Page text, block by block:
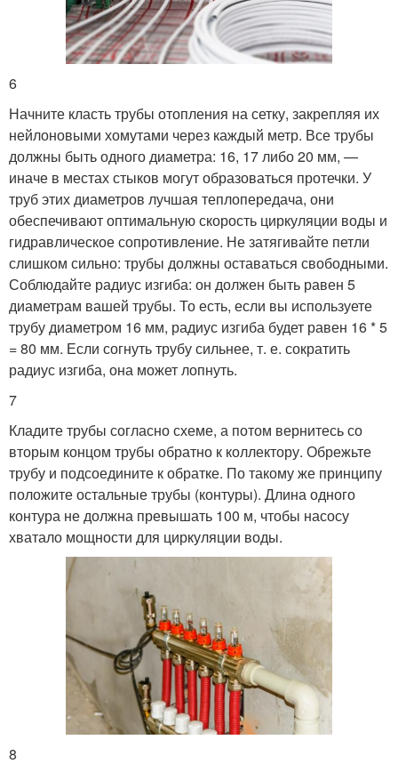
6
Начните класть трубы отопления на сетку, закрепляя их
нейлоновыми хомутами через каждый метр. Все трубы
должны быть одного диаметра: 16, 17 либо 20 мм, —
иначе в местах стыков могут образоваться протечки. У
труб этих диаметров лучшая теплопередача, они
обеспечивают оптимальную скорость циркуляции воды и
гидравлическое сопротивление. Не затягивайте петли
слишком сильно: трубы должны оставаться свободными.
Соблюдайте радиус изгиба: он должен быть равен 5
диаметрам вашей трубы. То есть, если вы используете
трубу диаметром 16 мм, радиус изгиба будет равен 16 * 5
= 80 мм. Если согнуть трубу сильнее, т. е. сократить
радиус изгиба, она может лопнуть.
7
Кладите трубы согласно схеме, а потом вернитесь со
вторым концом трубы обратно к коллектору. Обрежьте
трубу и подсоедините к обратке. По такому же принципу
положите остальные трубы (контуры). Длина одного
контура не должна превышать 100 м, чтобы насосу
хватало мощности для циркуляции воды.
8